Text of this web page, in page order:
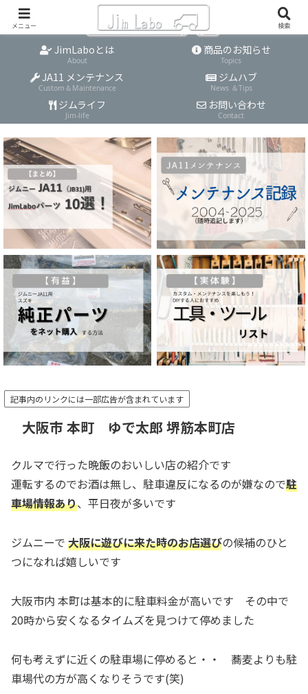
JimLaboとは
About
商品のお知らせ
Topics
JA11 メンテナンス
Custom＆Maintenance
ジムハブ
News ＆Tips
ジムライフ
Jim-life
お問い合わせ
Contact
記事内のリンクには一部広告が含まれています
大阪市 本町 ゆで太郎 堺筋本町店
クルマで行った晩飯のおいしい店の紹介です
運転するのでお酒は無し、駐車違反になるのが嫌なので駐
車場情報あり、平日夜が多いです
ジムニーで 大阪に遊びに来た時のお店選びの候補のひと
つになれば嬉しいです
大阪市内 本町は基本的に駐車料金が高いです その中で
20時から安くなるタイムズを見つけて停めました
何も考えずに近くの駐車場に停めると・・ 蕎麦よりも駐
車場代の方が高くなりそうです(笑)
メニュー 検索